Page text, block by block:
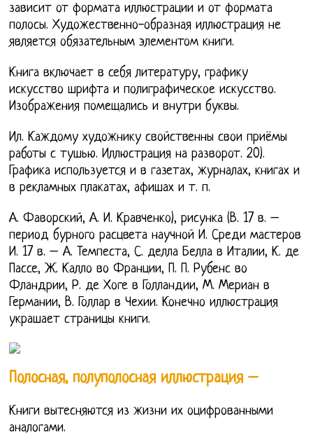
зависит от формата иллюстрации и от формата
полосы. Художественно-образная иллюстрация не
является обязательным элементом книги.
Книга включает в себя литературу, графику
искусство шрифта и полиграфическое искусство.
Изображения помещались и внутри буквы.
Ил. Каждому художнику свойственны свои приёмы
работы с тушью. Иллюстрация на разворот. 20).
Графика используется и в газетах, журналах, книгах и
в рекламных плакатах, афишах и т. п.
А. Фаворский, А. И. Кравченко), рисунка (В. 17 в. –
период бурного расцвета научной И. Среди мастеров
И. 17 в. – А. Темпеста, С. делла Белла в Италии, К. де
Пассе, Ж. Калло во Франции, П. П. Рубенс во
Фландрии, Р. де Хоге в Голландии, М. Мериан в
Германии, В. Голлар в Чехии. Конечно иллюстрация
украшает страницы книги.
Полосная, полуполосная иллюстрация –
Книги вытесняются из жизни их оцифрованными
аналогами.